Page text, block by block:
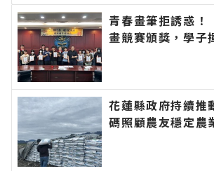
青春畫筆拒誘惑！
畫競賽頒獎，學子
新的在地資訊！
花蓮縣政府持續推
碼照顧農友穩定